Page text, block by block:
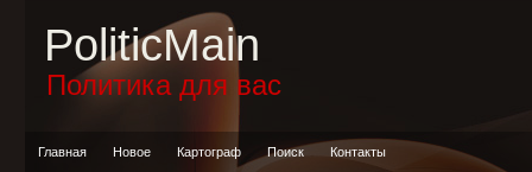
PoliticMain
Политика для вас
Главная Новое Картограф Поиск Контакты